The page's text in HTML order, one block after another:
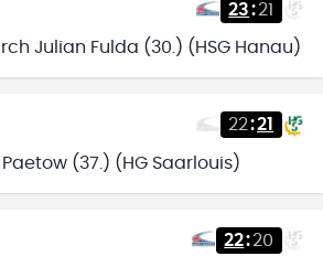
23:21
Julian Fulda (30.) (HSG Hanau)
22:21
(37.) (HG Saarlouis)
22:20